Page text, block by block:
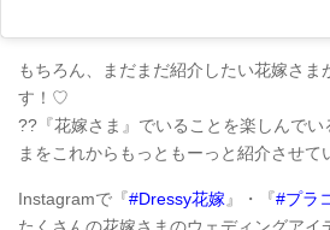
もちろん、まだまだ紹介したい花嫁さま
す！♡
??『花嫁さま』でいることを楽しんでい
まをこれからもっともーっと紹介させ
Instagramで『#Dressy花嫁 』・『#プラ
たくさんの花嫁さまのウェディングアイ